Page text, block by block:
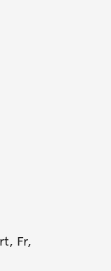
Fr,